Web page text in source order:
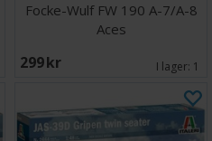
Focke-Wulf FW 190 A-7/A-8
Aces
299 SEK I lager: 1